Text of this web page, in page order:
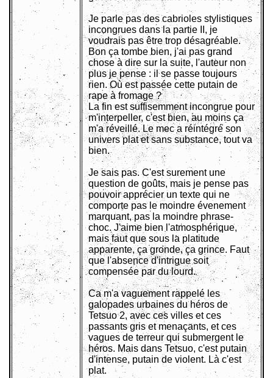
Je parle pas des cabrioles stylistiques
incongrues dans la partie II, je
voudrais pas être trop désagréable.
Bon ça tombe bien, j'ai pas grand
chose à dire sur la suite, l'auteur non
plus je pense : il se passe toujours
rien. Où est passée cette putain de
rape à fromage ?
La fin est suffisemment incongrue pour
m'interpeller, c'est bien, au moins ça
m'a réveillé. Le mec a réintégré son
univers plat et sans substance, tout va
bien.
Je sais pas. C'est surement une
question de goûts, mais je pense pas
pouvoir apprécier un texte qui ne
comporte pas le moindre évenement
marquant, pas la moindre phrase-
choc. J'aime bien l'atmosphérique,
mais faut que sous la platitude
apparente, ça gronde, ça grince. Faut
que l'absence d'intrigue soit
compensée par du lourd.
Ca m'a vaguement rappelé les
galopades urbaines du héros de
Tetsuo 2, avec ces villes et ces
passants gris et menaçants, et ces
vagues de terreur qui submergent le
héros. Mais dans Tetsuo, c'est putain
d'intense, putain de violent. Là c'est
plat.